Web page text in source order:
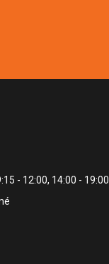
- 12:00, 14:00 - 19:00